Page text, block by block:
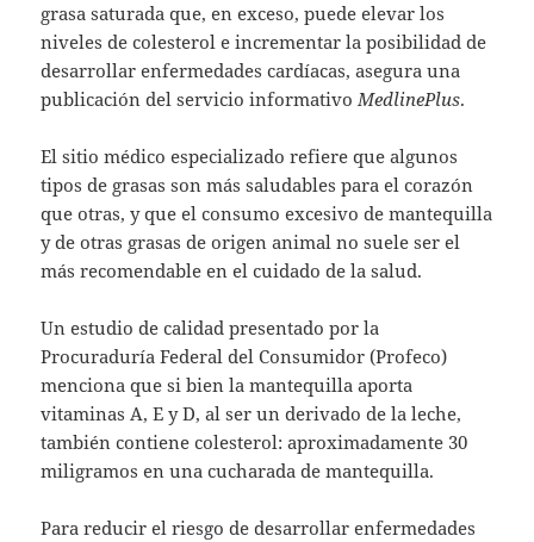
grasa saturada que, en exceso, puede elevar los
niveles de colesterol e incrementar la posibilidad de
desarrollar enfermedades cardíacas, asegura una
publicación del servicio informativoMedlinePlus.
El sitio médico especializado refiere que algunos
tipos de grasas son más saludables para el corazón
que otras, y que el consumo excesivo de mantequilla
y de otras grasas de origen animal no suele ser el
más recomendable en el cuidado de la salud.
Un estudio de calidad presentado por la
Procuraduría Federal del Consumidor (Profeco)
menciona que si bien la mantequilla aporta
vitaminas A, E y D, al ser un derivado de la leche,
también contiene colesterol: aproximadamente 30
miligramos en una cucharada de mantequilla.
Para reducir el riesgo de desarrollar enfermedades